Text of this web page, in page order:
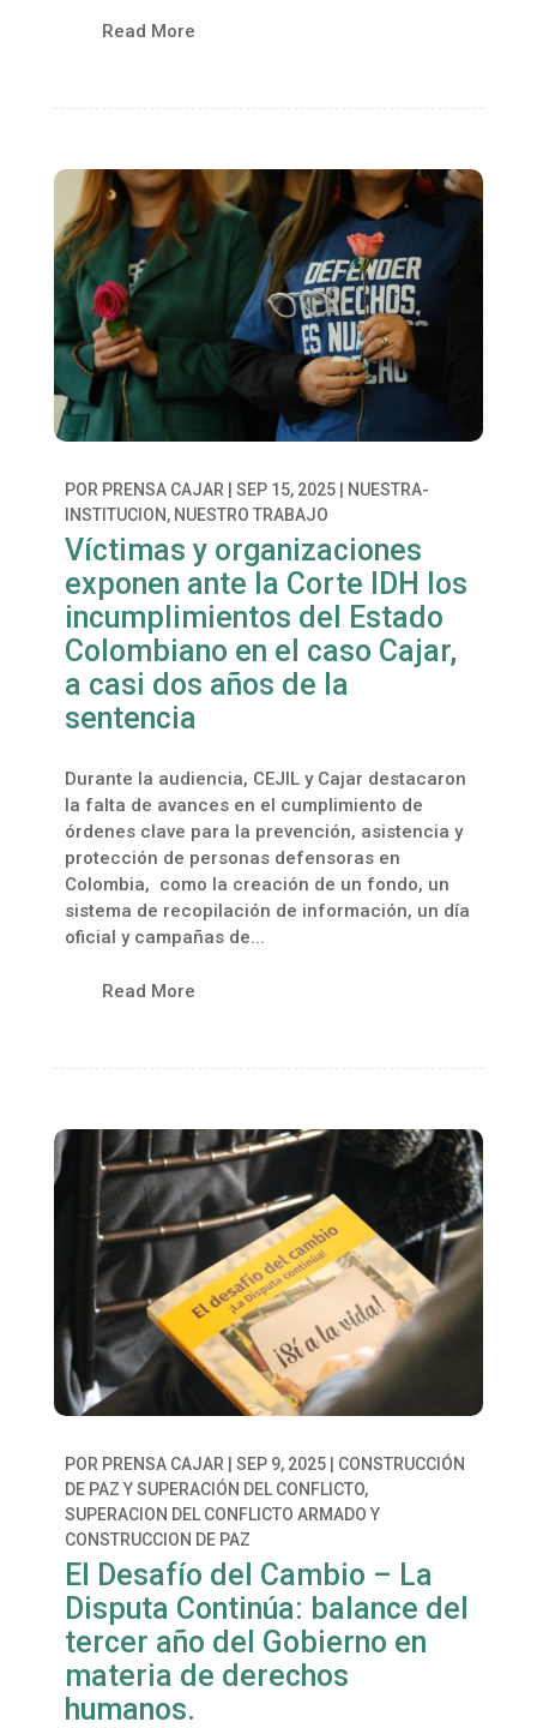
Read More
POR PRENSA CAJAR | SEP 15, 2025| NUESTRA-
INSTITUCION, NUESTRO TRABAJO
Víctimas y organizaciones
exponen ante la Corte IDH los
incumplimientos del Estado
Colombiano en el caso Cajar,
a casi dos años de la
sentencia
Durante la audiencia, CEJIL y Cajar destacaron
la falta de avances en el cumplimiento de
órdenes clave para la prevención, asistencia y
protección de personas defensoras en
Colombia, como la creación de un fondo, un
sistema de recopilación de información, un día
oficial y campañas de...
Read More
POR PRENSA CAJAR | SEP 9, 2025| CONSTRUCCIÓN
DE PAZ Y SUPERACIÓN DEL CONFLICTO,
SUPERACION DEL CONFLICTO ARMADO Y
CONSTRUCCION DE PAZ
El Desafío del Cambio – La
Disputa Continúa: balance del
tercer año del Gobierno en
materia de derechos
humanos.